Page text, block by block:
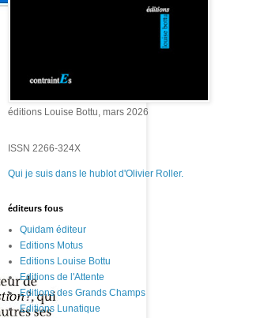
éditions Louise Bottu, mars 2026
ISSN 2266-324X
Qui je suis dans le hublot d'Olivier Roller.
éditeurs fous
Quidam éditeur
Editions Motus
Editions Louise Bottu
Editions de l'Attente
Editions des Grands Champs
Editions Lunatique